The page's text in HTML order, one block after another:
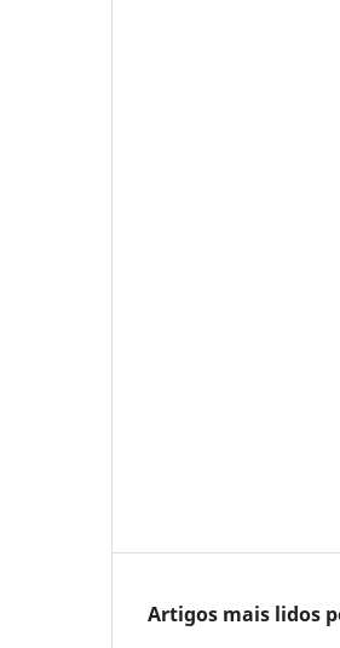
Artigos mais lidos